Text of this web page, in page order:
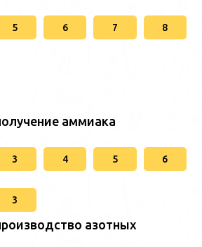
5 6 7 8
аммиака
3 4 5 6
3
азотных